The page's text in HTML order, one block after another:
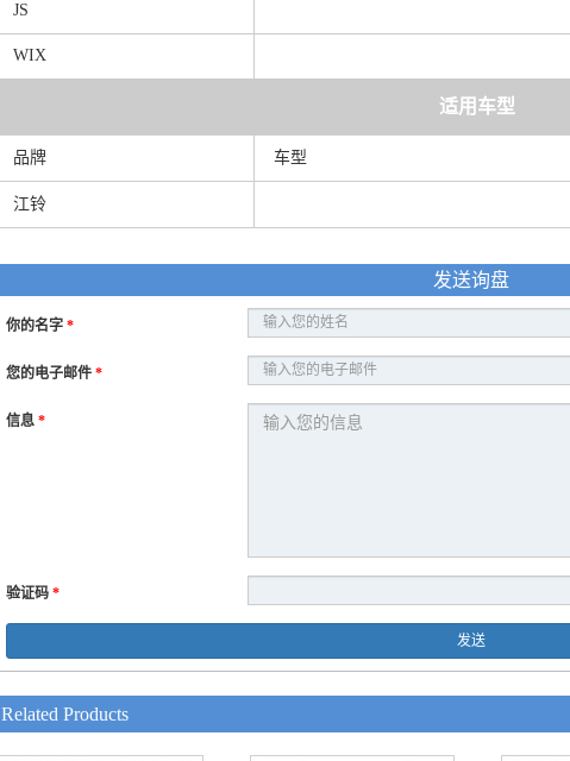
JS
WIX
适用车型
品牌 车型
江铃
发送询盘
你的名字 *
您的电子邮件 *
信息 *
验证码 *
发送
Related Products